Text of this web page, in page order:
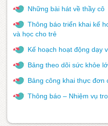
Những bài hát về thầy cô
Thông báo triển khai kế
và học cho trẻ
Kế hoạch hoạt động dạy
Bảng theo dõi sức khỏe
Bảng công khai thực đơn
Thông báo – Nhiệm vụ